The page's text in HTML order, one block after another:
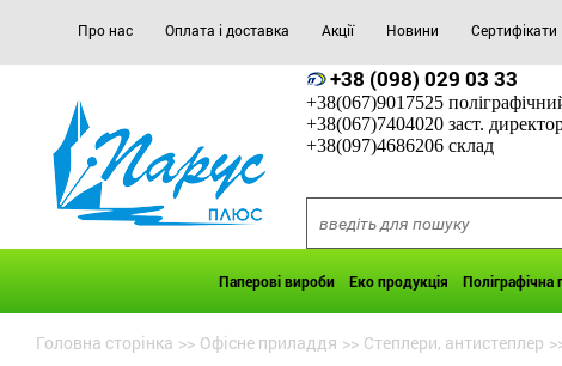
Про нас Оплата і доставка Акції Новини Сертифікати
+38 (098) 029 03 33
+38(067)9017525
+38(067)7404020 заст.
+38(097)4686206 склад
Паперові вироби Еко продукція Поліграфічна
Головна сторінка >> Офісне приладдя >> Степлери, антистеплер